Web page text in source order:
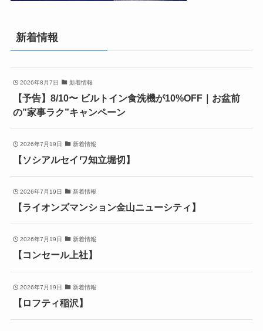
新着情報
2026年8月7日 新着情報
【予告】8/10〜 ビルトイン食洗機が10%OFF｜お盆前
の”家事ラク”キャンペーン
2026年7月19日 新着情報
【ソシアルセイワ知立堀切】
2026年7月19日 新着情報
【ライオンズマンション金山ニューシティ】
2026年7月19日 新着情報
【コンセール上社】
2026年7月19日 新着情報
【ロフティ稲沢】